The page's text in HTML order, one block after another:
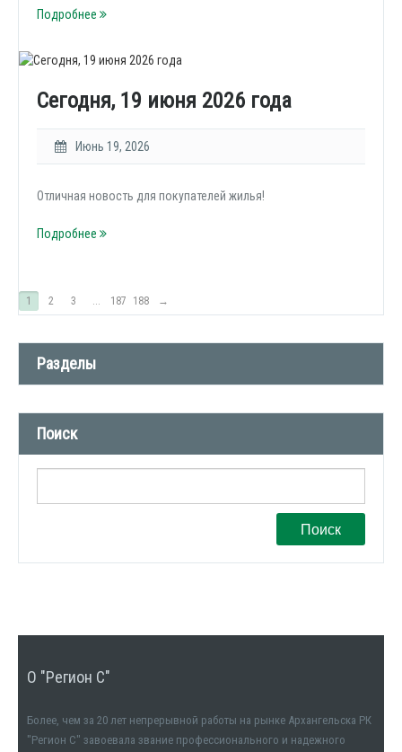
Подробнее
Сегодня, 19 июня 2026 года
Июнь 19, 2026
Отличная новость для покупателей жилья!
Подробнее
1 2 3 ... 187 188 →
Разделы
Новости компании (509)
СМИ о нас (1)
Поиск
Поиск
О "Регион С"
Более, чем за 20 лет непрерывной работы на рынке Архангельска РК
"Регион С" завоевала звание профессионального и надежного